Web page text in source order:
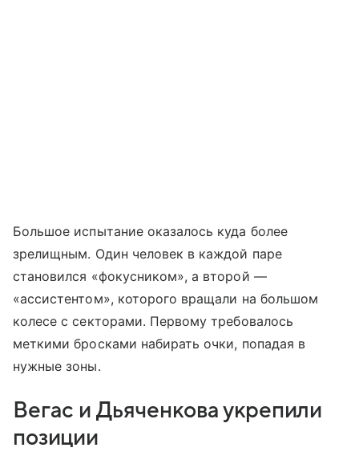
Большое испытание оказалось куда более
зрелищным. Один человек в каждой паре
становился «фокусником», а второй —
«ассистентом», которого вращали на большом
колесе с секторами. Первому требовалось
меткими бросками набирать очки, попадая в
нужные зоны.
Вегас и Дьяченкова укрепили
позиции